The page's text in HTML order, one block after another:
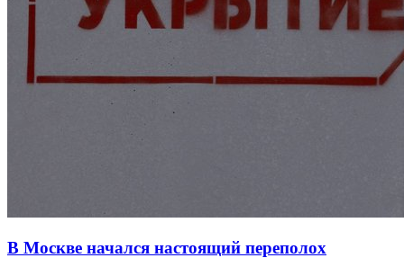
В Москве начался настоящий переполох